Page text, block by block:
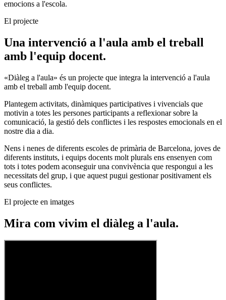
emocions a l'escola.
El projecte
Una intervenció a l'aula amb el treball
amb l'equip docent.
«Diàleg a l'aula» és un projecte que integra la intervenció a l'aula
amb el treball amb l'equip docent.
Plantegem activitats, dinàmiques participatives i vivencials que
motivin a totes les persones participants a reflexionar sobre la
comunicació, la gestió dels conflictes i les respostes emocionals en el
nostre dia a dia.
Nens i nenes de diferents escoles de primària de Barcelona, joves de
diferents instituts, i equips docents molt plurals ens ensenyen com
tots i totes podem aconseguir una convivència que respongui a les
necessitats del grup, i que aquest pugui gestionar positivament els
seus conflictes.
El projecte en imatges
Mira com vivim el diàleg a l'aula.